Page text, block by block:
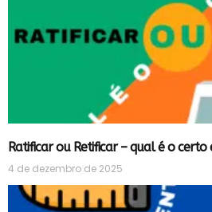
Ratificar ou Retificar – qual é o
4 de dezembro de 2025